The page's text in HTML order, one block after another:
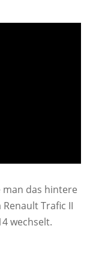
man das hintere
Trafic II
wechselt.